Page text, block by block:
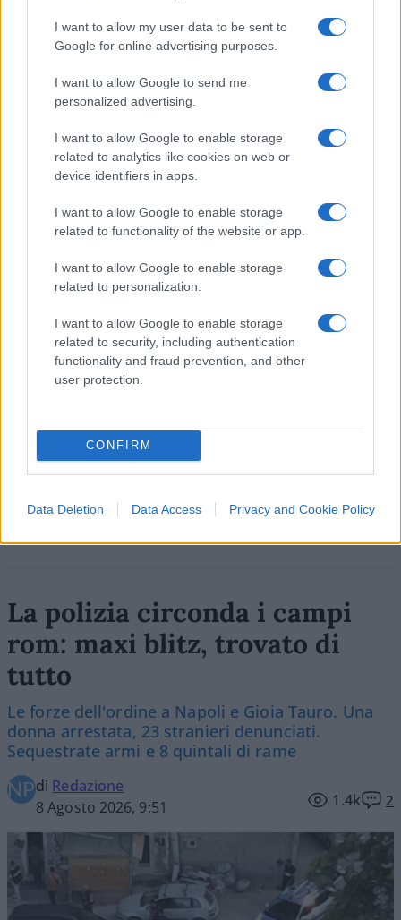
I want to allow my user data to be sent to
Google for online advertising purposes.
I want to allow Google to send me
personalized advertising.
I want to allow Google to enable storage
related to analytics like cookies on web or
device identifiers in apps.
I want to allow Google to enable storage
related to functionality of the website or app.
I want to allow Google to enable storage
related to personalization.
I want to allow Google to enable storage
related to security, including authentication
functionality and fraud prevention, and other
user protection.
CONFIRM
Data Deletion Data Access Privacy and Cookie Policy
l’hanno già indicata come “la prima della lista”,
che usano termini intimidatori, e poi frignano se
la Digos le identifica. In perfetto stile Saviano.
Giuseppe De Lorenzo, 27 novembre 2022
#DONNE #FEMMINISMO #GIORGIA MELONI
115
SEDUTE SATIRICHE
Vignetta del 07/08/2026
Vai all'archivio delle vignette
La polizia circonda i campi
rom: maxi blitz, trovato di
tutto
Le forze dell'ordine a Napoli e Gioia Tauro. Una
donna arrestata, 23 stranieri denunciati.
Sequestrate armi e 8 quintali di rame
di Redazione
8 Agosto 2026, 9:51
1.4k 2